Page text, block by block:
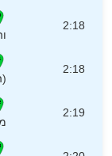
2:18
2:18
2:19